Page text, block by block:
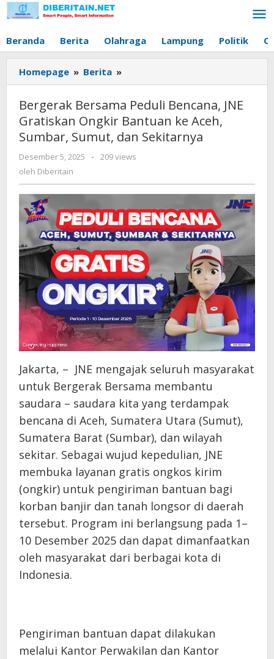
Lewati
ke
Beranda Berita Olahraga Lampung Politik
Homepage » Berita »
Bersama
Peduli
Bencana,
JNE
Gratiskan
Ongkir
Aceh,
Sumbar,
Sumut,
dan
Sekitarnya
Bergerak Bersama Peduli Bencana, JNE
Gratiskan Ongkir Bantuan ke Aceh,
Sumbar, Sumut, dan Sekitarnya
Desember 5, 2025
oleh
-
209 views
oleh Diberitain
Jakarta, – JNE mengajak seluruh masyarakat
untuk Bergerak Bersama membantu
saudara – saudara kita yang terdampak
bencana di Aceh, Sumatera Utara (Sumut),
Sumatera Barat (Sumbar), dan wilayah
sekitar. Sebagai wujud kepedulian, JNE
membuka layanan gratis ongkos kirim
(ongkir) untuk pengiriman bantuan bagi
korban banjir dan tanah longsor di daerah
tersebut. Program ini berlangsung pada 1–
10 Desember 2025 dan dapat dimanfaatkan
oleh masyarakat dari berbagai kota di
Indonesia.
Pengiriman bantuan dapat dilakukan
melalui Kantor Perwakilan dan Kantor